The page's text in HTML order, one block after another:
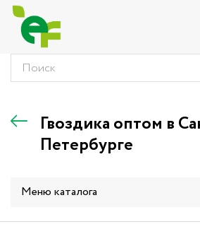
Гвоздика оптом в
Петербурге
Меню каталога